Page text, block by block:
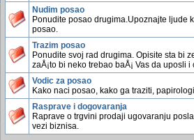
Nudim posao
Ponudite posao drugima.Upoznajte ljude
posao.
Trazim posao
Ponudite svoj rad drugima. Opisite sta bi
zaÅ¡to bi neko trebao baÅ¡ Vas da uposli i
Vodic za posao
Kako naci posao, kako ga traziti,
Rasprave i dogovaranja
Raprave o trgvini prodaji ugovaranju
vezi biznisa.